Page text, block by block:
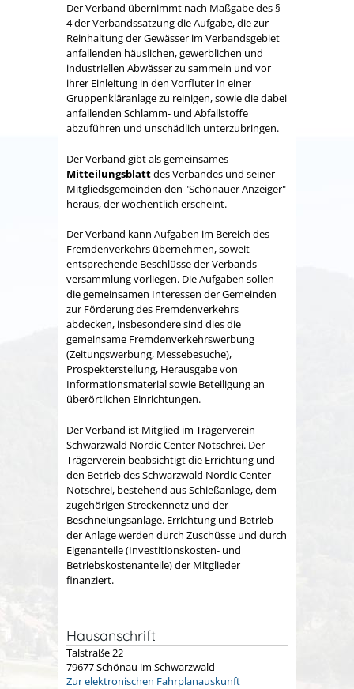
Der Verband übernimmt nach Maßgabe des §
4 der Verbandssatzung die Aufgabe, die zur
Reinhaltung der Gewässer im Verbandsgebiet
anfallenden häuslichen, gewerblichen und
industriellen Abwässer zu sammeln und vor
ihrer Einleitung in den Vorfluter in einer
Gruppenkläranlage zu reinigen, sowie die dabei
anfallenden Schlamm- und Abfallstoffe
abzuführen und unschädlich unterzubringen.
Der Verband gibt als gemeinsames
Mitteilungsblattdes Verbandes und seiner
Mitgliedsgemeinden den "Schönauer Anzeiger"
heraus, der wöchentlich erscheint.
Der Verband kann Aufgaben im Bereich des
Fremdenverkehrs übernehmen, soweit
entsprechende Beschlüsse der Verbands­
versammlung vorliegen. Die Aufgaben sollen
die gemeinsamen Interessen der Gemeinden
zur Förderung des Fremdenverkehrs
abdecken, insbesondere sind dies die
gemeinsame Fremden­verkehrswerbung
(Zeitungswerbung, Messebesuche),
Prospekter­stellung, Herausgabe von
Informationsmaterial sowie Betei­ligung an
überörtlichen Einrichtungen.
Der Verband ist Mitglied im Trägerverein
Schwarzwald Nordic Center Notschrei. Der
Trägerverein beabsichtigt die Errichtung und
den Betrieb des Schwarzwald Nordic Center
Notschrei, bestehend aus Schießanlage, dem
zugehörigen Streckennetz und der
Beschneiungsanlage. Errichtung und Betrieb
der Anlage werden durch Zuschüsse und durch
Eigenanteile (Investitionskosten- und
Betriebskostenanteile) der Mitglieder
finanziert.
Hausanschrift
Talstraße 22
79677Schönau im Schwarzwald
Zur elektronischen Fahrplanauskunft